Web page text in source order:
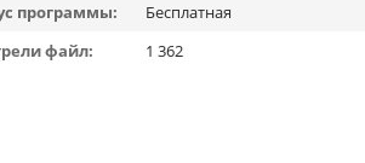
программы:
Бесплатная
файл:
1 362